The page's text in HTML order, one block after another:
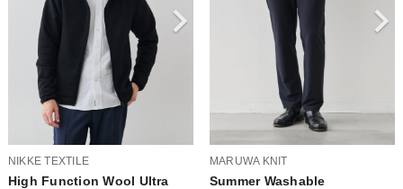
NIKKE TEXTILE
High Function Wool Ultra
MARUWA KNIT
Summer Washable